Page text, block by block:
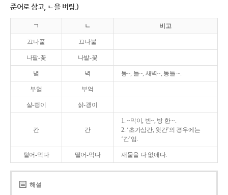
준어로 삼고, ㄴ을 버림.)
ㄱ ㄴ 비고
끄나풀 끄나불
나팔-꽃 나발-꽃
녘 녁 동~, 들~, 새벽~, 동틀 ~.
부엌 부억
살-쾡이 삵-괭이
칸 간
1. ~막이, 빈~, 방 한 ~.
2. ‘초가삼간, 윗간’의 경우에는
‘간’임.
털어-먹다 떨어-먹다 재물을 다 없애다.
해설